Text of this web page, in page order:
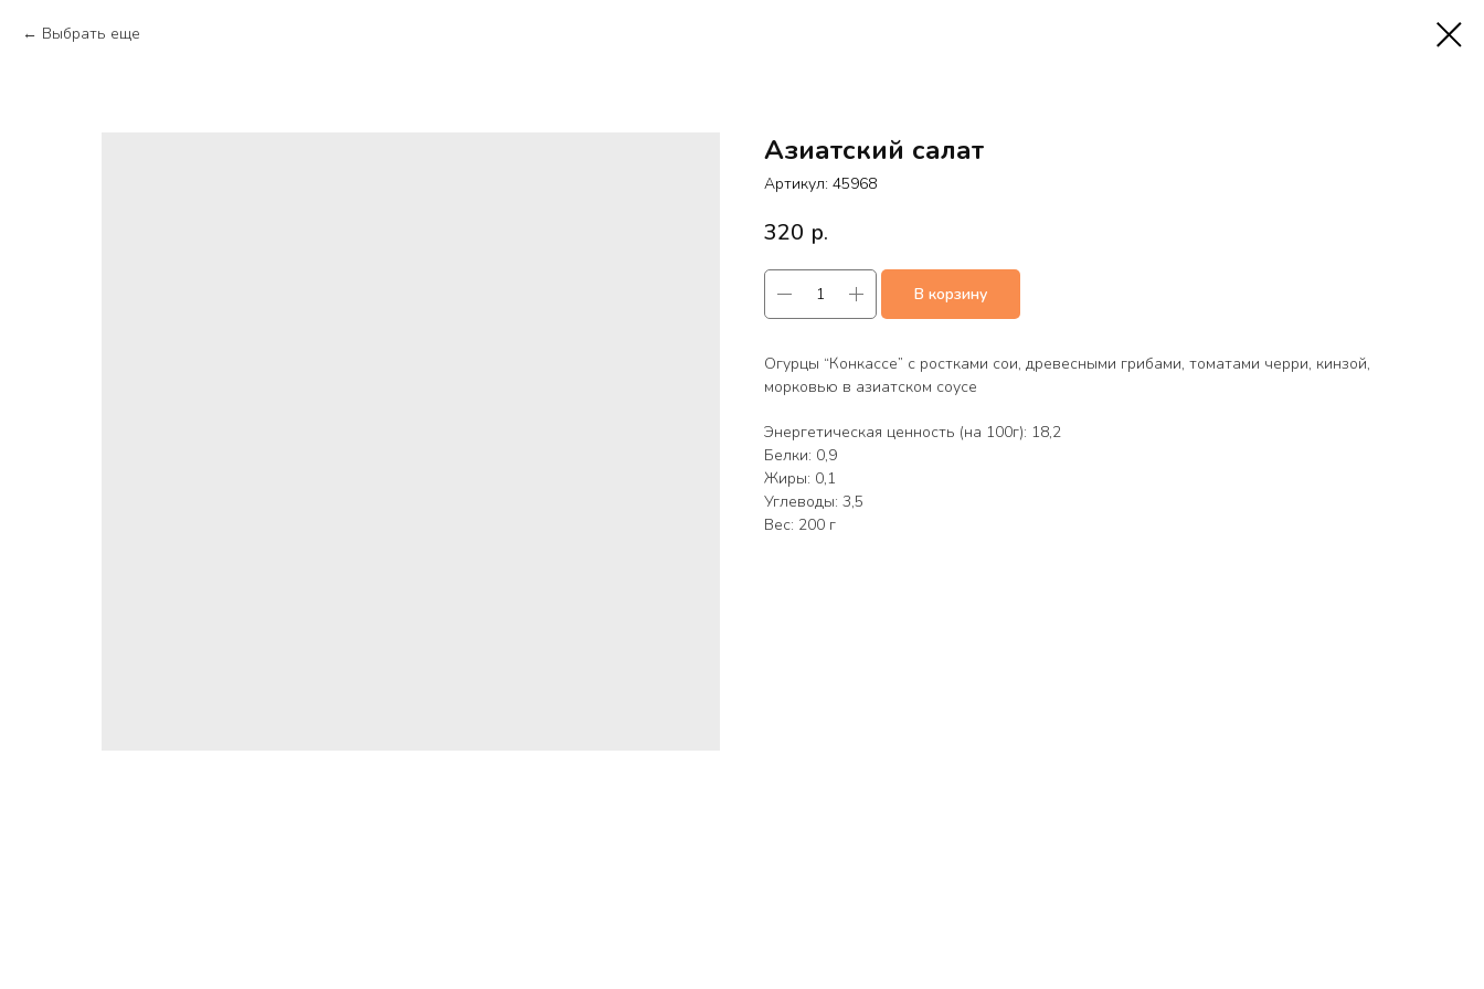
Выбрать еще
Азиатский салат
Артикул: 45968
320 р.
В корзину
Огурцы “Конкассе” с ростками сои, древесными грибами, томатами черри, кинзой,
морковью в азиатском соусе
Энергетическая ценность (на 100г): 18,2
Белки: 0,9
Жиры: 0,1
Углеводы: 3,5
Вес: 200 г